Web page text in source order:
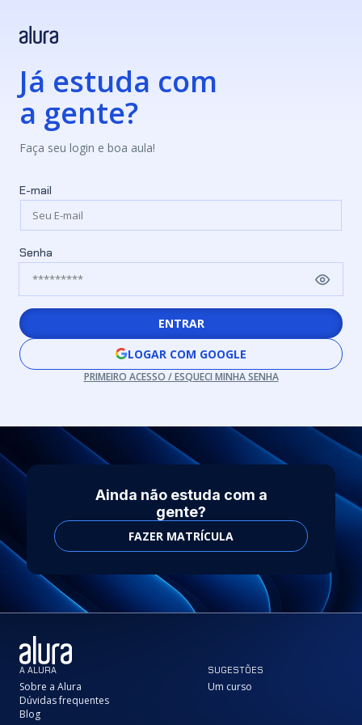
Já estuda com
a gente?
Faça seu login e boa aula!
E-mail
Senha
ENTRAR
LOGAR COM GOOGLE
PRIMEIRO ACESSO / ESQUECI MINHA SENHA
Ainda não estuda com a
gente?
FAZER MATRÍCULA
A ALURA
Sobre a Alura
Dúvidas frequentes
Blog
SUGESTÕES
Um curso